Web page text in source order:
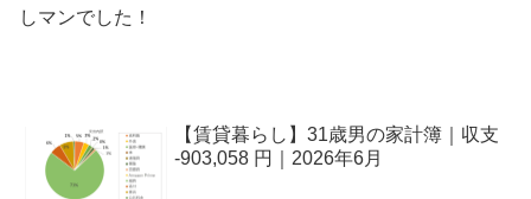
しマンでした！
【賃貸暮らし】31歳男の家計簿｜収支
-903,058 円｜2026年6月